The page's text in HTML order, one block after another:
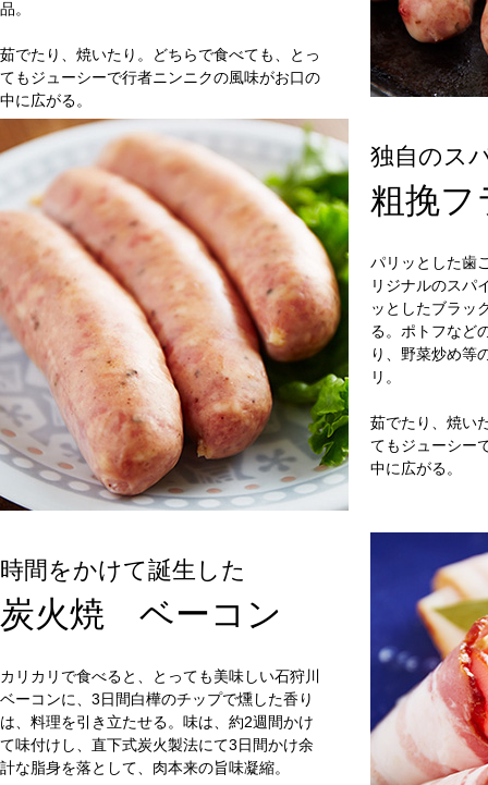
品。
茹でたり、焼いたり。どちらで食べても、とっ
てもジューシーで行者ニンニクの風味がお口の
中に広がる。
独自のス
粗挽フ
パリッとした歯
リジナルのスパ
ッとしたブラッ
る。ポトフなど
り、野菜炒め等
リ。
茹でたり、焼い
てもジューシー
中に広がる。
時間をかけて誕生した
炭火焼 ベーコン
カリカリで食べると、とっても美味しい石狩川
ベーコンに、3日間白樺のチップで燻した香り
は、料理を引き立たせる。味は、約2週間かけ
て味付けし、直下式炭火製法にて3日間かけ余
計な脂身を落として、肉本来の旨味凝縮。